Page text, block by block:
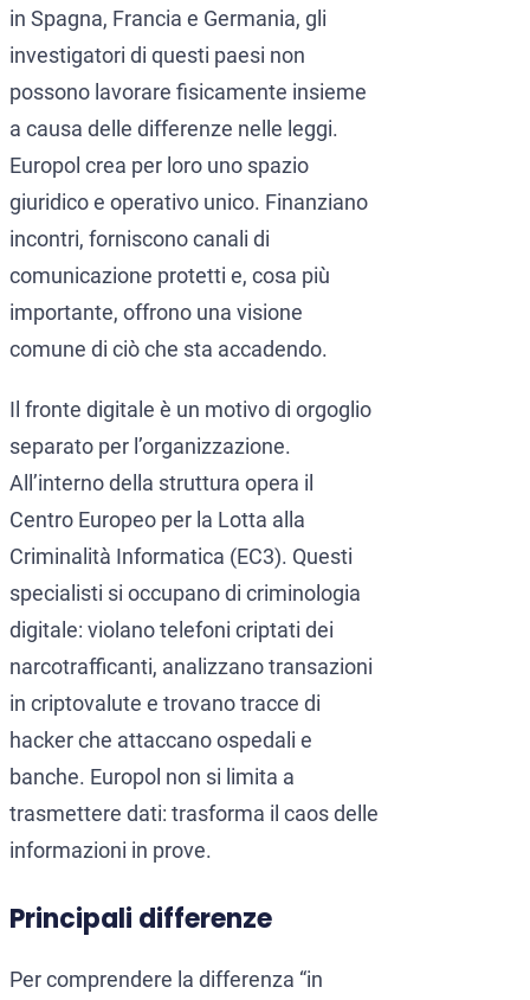
in Spagna, Francia e Germania, gli
investigatori di questi paesi non
possono lavorare fisicamente insieme
a causa delle differenze nelle leggi.
Europol crea per loro uno spazio
giuridico e operativo unico. Finanziano
incontri, forniscono canali di
comunicazione protetti e, cosa più
importante, offrono una visione
comune di ciò che sta accadendo.
Il fronte digitale è un motivo di orgoglio
separato per l’organizzazione.
All’interno della struttura opera il
Centro Europeo per la Lotta alla
Criminalità Informatica (EC3). Questi
specialisti si occupano di criminologia
digitale: violano telefoni criptati dei
narcotrafficanti, analizzano transazioni
in criptovalute e trovano tracce di
hacker che attaccano ospedali e
banche. Europol non si limita a
trasmettere dati: trasforma il caos delle
informazioni in prove.
Principali differenze
Per comprendere la differenza “in